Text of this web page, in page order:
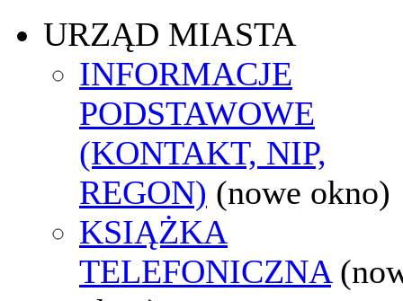
URZĄD MIASTA
INFORMACJE
PODSTAWOWE
(KONTAKT, NIP,
REGON) (nowe okno)
KSIĄŻKA
TELEFONICZNA